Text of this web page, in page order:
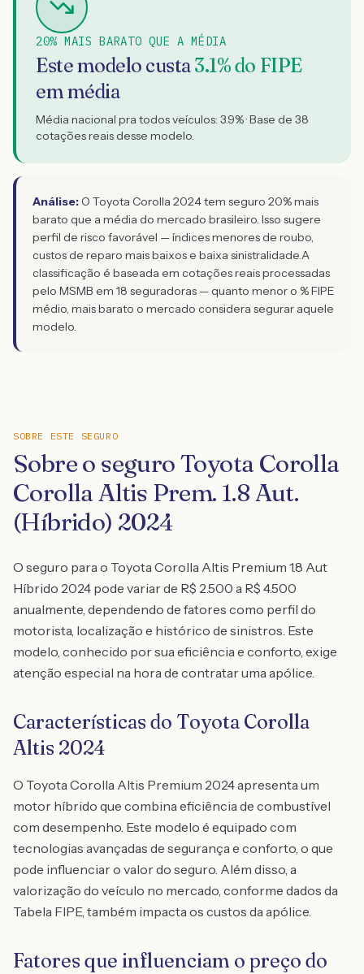
20% MAIS BARATO QUE A MÉDIA
Este modelo custa3.1% do FIPE
em média
Média nacional pra todos veículos: 3.9% · Base de 38
cotações reais desse modelo.
Análise: O Toyota Corolla 2024 tem seguro 20% mais
barato que a média do mercado brasileiro. Isso sugere
perfil de risco favorável — índices menores de roubo,
custos de reparo mais baixos e baixa sinistralidade.A
classificação é baseada em cotações reais processadas
pelo MSMB em 18 seguradoras — quanto menor o % FIPE
médio, mais barato o mercado considera segurar aquele
modelo.
SOBRE ESTE SEGURO
Sobre o seguro Toyota Corolla
Corolla Altis Prem. 1.8 Aut.
(Híbrido) 2024
O seguro para o Toyota Corolla Altis Premium 1.8 Aut
Híbrido 2024 pode variar de R$ 2.500 a R$ 4.500
anualmente, dependendo de fatores como perfil do
motorista, localização e histórico de sinistros. Este
modelo, conhecido por sua eficiência e conforto, exige
atenção especial na hora de contratar uma apólice.
Características do Toyota Corolla
Altis 2024
O Toyota Corolla Altis Premium 2024 apresenta um
motor híbrido que combina eficiência de combustível
com desempenho. Este modelo é equipado com
tecnologias avançadas de segurança e conforto, o que
pode influenciar o valor do seguro. Além disso, a
valorização do veículo no mercado, conforme dados da
Tabela FIPE, também impacta os custos da apólice.
Fatores que influenciam o preço do